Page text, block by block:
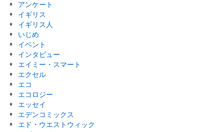
アンケート
イギリス
イギリス人
いじめ
イベント
インタビュー
エイミー・スマート
エクセル
エコ
エコロジー
エッセイ
エデンコミックス
エド・ウエストウィック